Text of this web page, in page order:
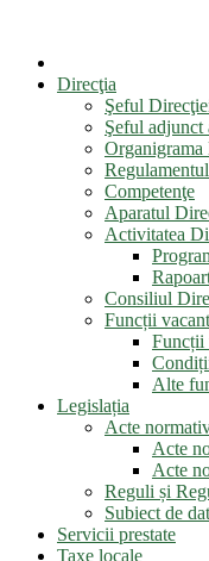
Direcţia
Şeful
Şeful
Organigrama
Competenţe
Aparatul
Activitatea
Consiliul
Funcții
Funcții
Alte
Legislația
Acte
Acte
Acte
Reguli și
Subiect de
Servicii prestate
Taxe locale